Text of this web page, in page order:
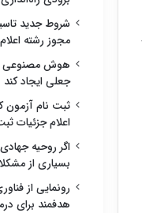
شروط جدید
مجوز رشته
هوش مصنوعی
جعلی ایجاد کند
ثبت نام آزمون
اعلام جزئیات
اگر روحیه
بسیاری از
رونمایی از
هدفمند برای